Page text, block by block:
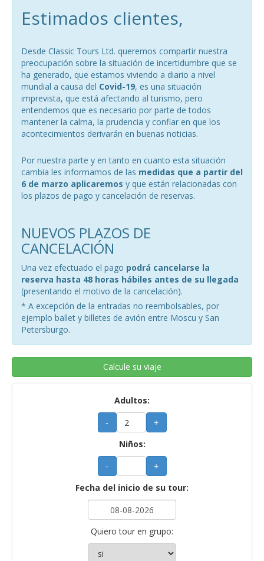
Estimados clientes,
Desde Classic Tours Ltd. queremos compartir nuestra
preocupación sobre la situación de incertidumbre que se
ha generado, que estamos viviendo a diario a nivel
mundial a causa del Covid-19, es una situación
imprevista, que está afectando al turismo, pero
entendemos que es necesario por parte de todos
mantener la calma, la prudencia y confiar en que los
acontecimientos derivarán en buenas noticias.
Por nuestra parte y en tanto en cuanto esta situación
cambia les informamos de las medidas que a partir del
6 de marzo aplicaremos y que están relacionadas con
los plazos de pago y cancelación de reservas.
NUEVOS PLAZOS DE
CANCELACIÓN
Una vez efectuado el pago podrá cancelarse la
reserva hasta 48 horas hábiles antes de su llegada
(presentando el motivo de la cancelación).
* A excepción de la entradas no reembolsables, por
ejemplo ballet y billetes de avión entre Moscu y San
Petersburgo.
Calcule su viaje
Adultos:
- +
Niños:
- +
Fecha del inicio de su tour:
Quiero tour en grupo: